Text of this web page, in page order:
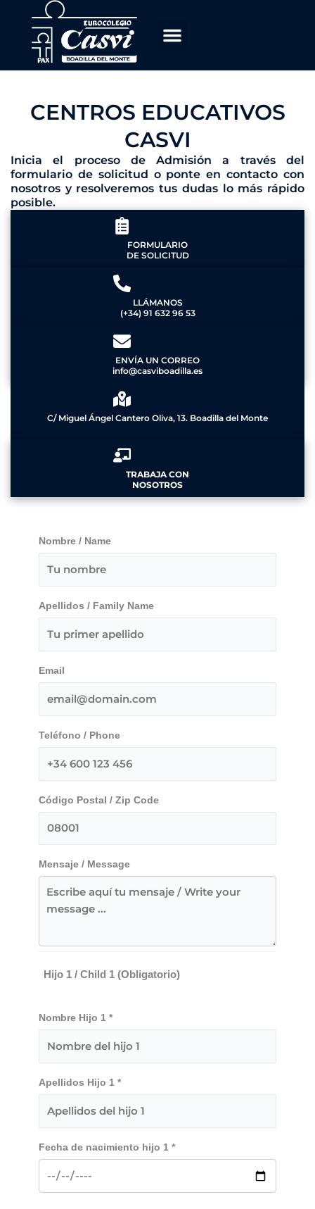
contenido
CENTROS EDUCATIVOS
CASVI
Inicia el proceso de Admisión a través del
formulario de solicitud o ponte en contacto con
nosotros y resolveremos tus dudas lo más rápido
posible.
FORMULARIO
DE SOLICITUD
LLÁMANOS
(+34) 91 632 96 53
ENVÍA UN CORREO
info@casviboadilla.es
C/ Miguel Ángel Cantero Oliva, 13. Boadilla del Monte
TRABAJA CON
NOSOTROS
Nombre / Name
Apellidos / Family Name
Email
Teléfono / Phone
Código Postal / Zip Code
Mensaje / Message
Hijo 1 / Child 1 (Obligatorio)
Nombre Hijo 1 *
Apellidos Hijo 1 *
Fecha de nacimiento hijo 1 *